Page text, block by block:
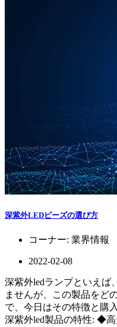
深紫外LEDビーズの選び方
コーナー: 業界情報
2022-02-08
深紫外ledランプといえば
ませんが、この製品をど
で、今日はその特徴と購
深紫外led製品の特性: ◆